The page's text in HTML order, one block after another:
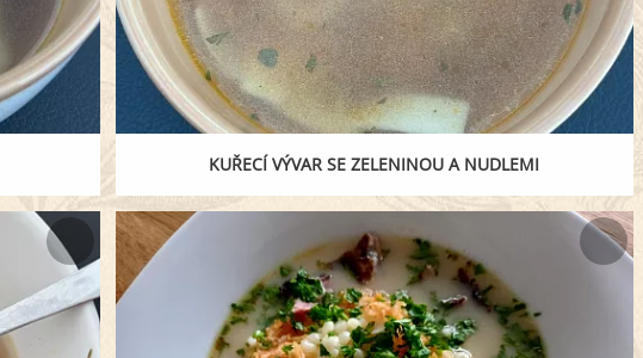
KUŘECÍ VÝVAR SE ZELENINOU A NUDLEMI